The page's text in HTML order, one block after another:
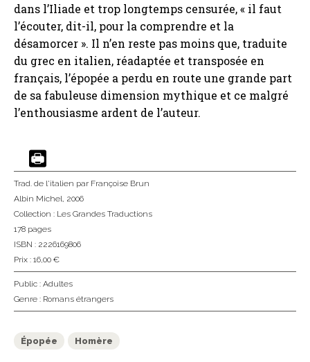
dans l’Iliade et trop longtemps censurée, « il faut
l’écouter, dit-il, pour la comprendre et la
désamorcer ». Il n’en reste pas moins que, traduite
du grec en italien, réadaptée et transposée en
français, l’épopée a perdu en route une grande part
de sa fabuleuse dimension mythique et ce malgré
l’enthousiasme ardent de l’auteur.
Trad. de l'italien par Françoise Brun
Albin Michel, 2006
Collection : Les Grandes Traductions
178 pages
ISBN : 2226169806
Prix : 16,00 €
Public : Adultes
Genre : Romans étrangers
Épopée Homère